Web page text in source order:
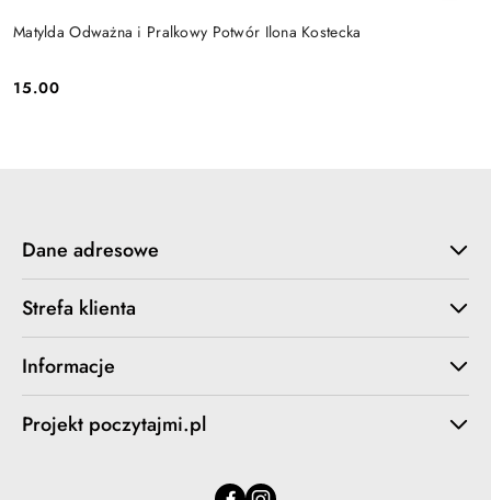
Matylda Odważna i Pralkowy Potwór Ilona Kostecka
Cena:
15.00
Dane adresowe
Strefa klienta
Informacje
Projekt poczytajmi.pl